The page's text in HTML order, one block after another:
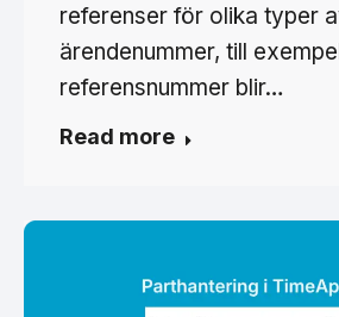
referenser för olika typer
ärendenummer, till
referensnummer blir…
Read more